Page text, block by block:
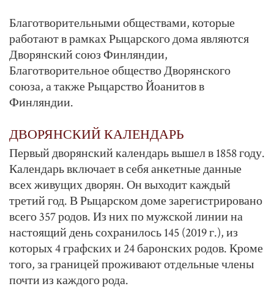
Благотворительными обществами, которые
работают в рамках Рыцарского дома являются
Дворянский союз Финляндии,
Благотворительное общество Дворянского
союза, а также Рыцарство Йоанитов в
Финляндии.
ДВОРЯНСКИЙ КАЛЕНДАРЬ
Первый дворянский календарь вышел в 1858 году.
Календарь включает в себя анкетные данные
всех живущих дворян. Он выходит каждый
третий год. В Рыцарском доме зарегистрировано
всего 357 родов. Из них по мужской линии на
настоящий день сохранилось 145 (2019 г.), из
которых 4 графских и 24 баронских родов. Кроме
того, за границей проживают отдельные члены
почти из каждого рода.